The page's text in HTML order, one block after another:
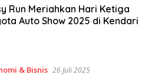
Run Meriahkan Hari Ketiga
Auto Show 2025 di Kendari
& Bisnis 26 Juli 2025